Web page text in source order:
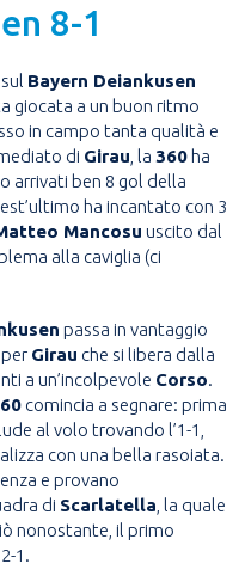
8-1
Bayern Deiankusen
giocata a un buon ritmo
in campo tanta qualità e
di Girau , la 360 ha
arrivati ben 8 gol della
ha incantato con 3
Mancosu uscito dal
alla caviglia (ci
passa in vantaggio
Girau che si libera dalla
a un’incolpevole Corso.
comincia a segnare: prima
al volo trovando l’1-1,
con una bella rasoiata.
e provano
di Scarlatella , la quale
nonostante, il primo
1.